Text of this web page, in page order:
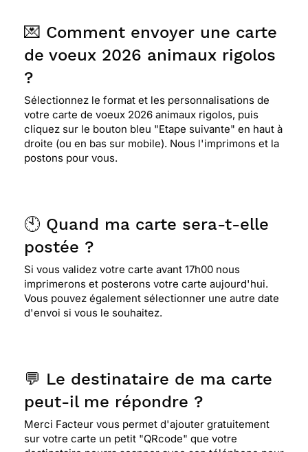
💌 Comment envoyer une carte
de voeux 2026 animaux rigolos
?
Sélectionnez le format et les personnalisations de
votre carte de voeux 2026 animaux rigolos, puis
cliquez sur le bouton bleu "Etape suivante" en haut à
droite (ou en bas sur mobile). Nous l'imprimons et la
postons pour vous.
🕙 Quand ma carte sera-t-elle
postée ?
Si vous validez votre carte avant 17h00 nous
imprimerons et posterons votre carte aujourd'hui.
Vous pouvez également sélectionner une autre date
d'envoi si vous le souhaitez.
💬 Le destinataire de ma carte
peut-il me répondre ?
Merci Facteur vous permet d'ajouter gratuitement
sur votre carte un petit "QRcode" que votre